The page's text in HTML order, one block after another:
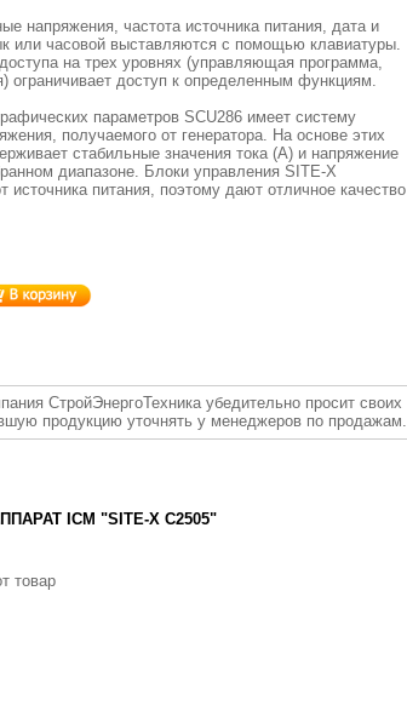
напряжения, частота источника питания, дата и
или часовой выставляются с помощью клавиатуры.
на трех уровнях (управляющая программа,
ограничивает доступ к определенным функциям.
параметров SCU286 имеет систему
получаемого от генератора. На основе этих
стабильные значения тока (А) и напряжение
диапазоне. Блоки управления SITE-X
источника питания, поэтому дают отличное качество
СтройЭнергоТехника убедительно просит своих
продукцию уточнять у менеджеров по продажам.
ICM "SITE-X C2505"
товар